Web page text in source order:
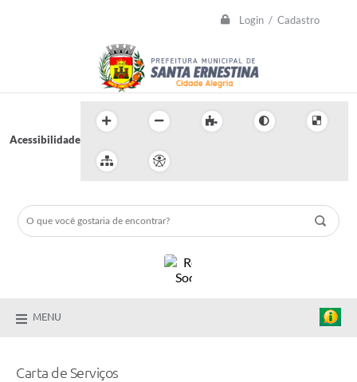
Login / Cadastro
Acessibilidade
MENU
Carta de Serviços